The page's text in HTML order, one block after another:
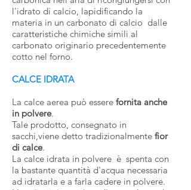
l'idrato di calcio, lapidificando la
materia in un carbonato di calcio dalle
caratteristiche chimiche simili al
carbonato originario precedentemente
cotto nel forno.
CALCE IDRATA
La calce aerea può essere fornita anche
in polvere.
Tale prodotto, consegnato in
sacchi,viene detto tradizionalmente fior
di calce.
La calce idrata in polvere è spenta con
la bastante quantità d'acqua necessaria
ad idratarla e a farla cadere in polvere.